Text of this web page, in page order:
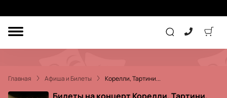
ДРУГОЕ
Главная Афиша и Билеты Корелли, Тартини...